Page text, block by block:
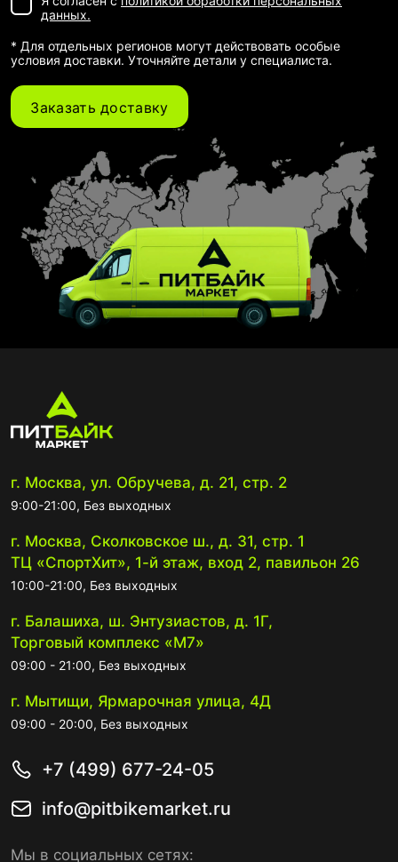
данных.
* Для отдельных регионов могут действовать особые
условия доставки. Уточняйте детали у специалиста.
Заказать доставку
г. Москва, ул. Обручева, д. 21, стр. 2
9:00-21:00, Без выходных
г. Москва, Сколковское ш., д. 31, стр. 1
ТЦ «СпортХит», 1-й этаж, вход 2, павильон 26
10:00-21:00, Без выходных
г. Балашиха, ш. Энтузиастов, д. 1Г,
Торговый комплекс «М7»
09:00 - 21:00, Без выходных
г. Мытищи, Ярмарочная улица, 4Д
09:00 - 20:00, Без выходных
+7 (499) 677-24-05
info@pitbikemarket.ru
Мы в социальных сетях: